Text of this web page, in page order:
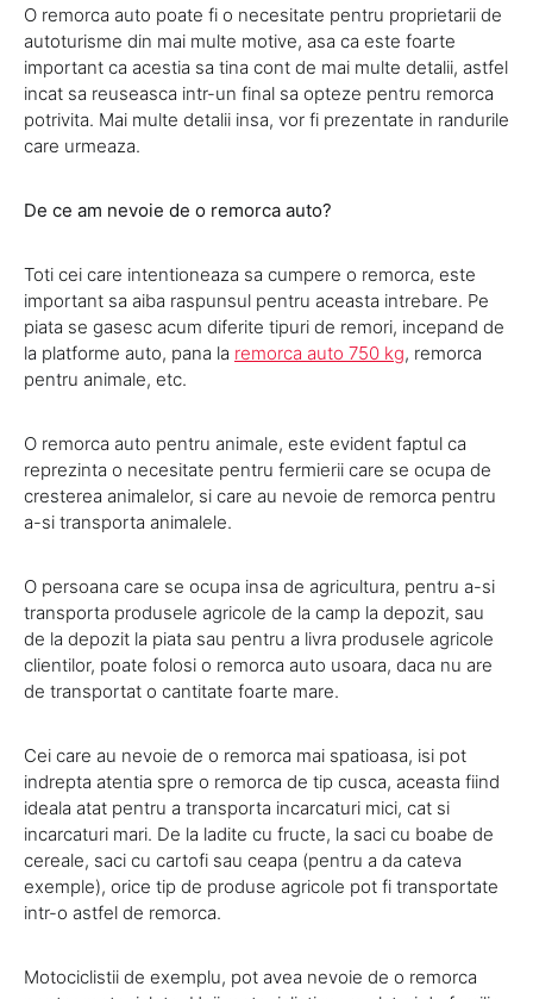
O remorca auto poate fi o necesitate pentru proprietarii de
autoturisme din mai multe motive, asa ca este foarte
important ca acestia sa tina cont de mai multe detalii, astfel
incat sa reuseasca intr-un final sa opteze pentru remorca
potrivita. Mai multe detalii insa, vor fi prezentate in randurile
care urmeaza.
De ce am nevoie de o remorca auto?
Toti cei care intentioneaza sa cumpere o remorca, este
important sa aiba raspunsul pentru aceasta intrebare. Pe
piata se gasesc acum diferite tipuri de remori, incepand de
la platforme auto, pana la remorca auto 750 kg, remorca
pentru animale, etc.
O remorca auto pentru animale, este evident faptul ca
reprezinta o necesitate pentru fermierii care se ocupa de
cresterea animalelor, si care au nevoie de remorca pentru
a-si transporta animalele.
O persoana care se ocupa insa de agricultura, pentru a-si
transporta produsele agricole de la camp la depozit, sau
de la depozit la piata sau pentru a livra produsele agricole
clientilor, poate folosi o remorca auto usoara, daca nu are
de transportat o cantitate foarte mare.
Cei care au nevoie de o remorca mai spatioasa, isi pot
indrepta atentia spre o remorca de tip cusca, aceasta fiind
ideala atat pentru a transporta incarcaturi mici, cat si
incarcaturi mari. De la ladite cu fructe, la saci cu boabe de
cereale, saci cu cartofi sau ceapa (pentru a da cateva
exemple), orice tip de produse agricole pot fi transportate
intr-o astfel de remorca.
Motociclistii de exemplu, pot avea nevoie de o remorca